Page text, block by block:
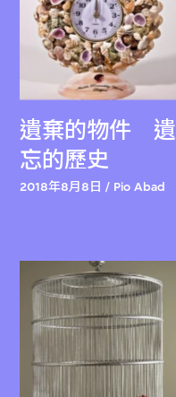
遺棄的物件 遺
忘的歷史
2018年8月8日 / Pio Abad